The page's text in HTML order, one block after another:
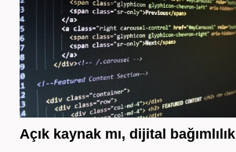
Açık kaynak mı, dijital